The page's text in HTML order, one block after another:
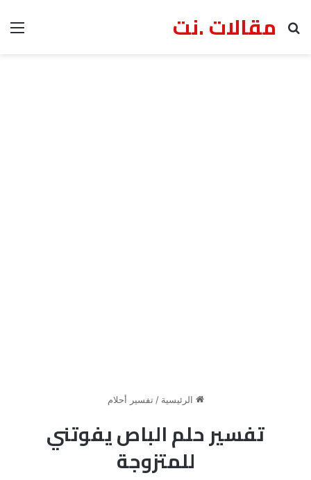
مقالات .نت
بحث عن
الرئيسية / تفسير أحلام
تفسير حلم الباص يفوتني
للمتزوجة